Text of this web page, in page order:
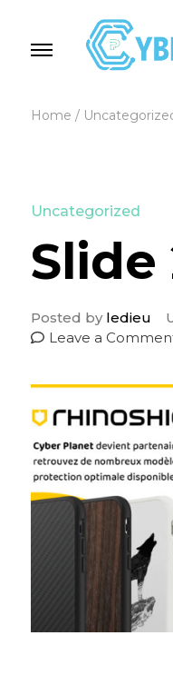
Cyber
Brebières
Home /
Uncategorized
Slide
Posted by ledieu
Leave a